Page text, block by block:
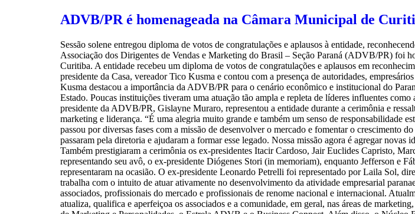
ADVB/PR é homenageada na Câmara Municipal de
Sessão solene entregou diploma de votos de congratulações e aplausos à entidade,
Associação dos Dirigentes de Vendas e Marketing do Brasil – Seção Paraná (ADVB/PR) foi
Curitiba. A entidade recebeu um diploma de votos de congratulações e aplausos em
presidente da Casa, vereador Tico Kusma e contou com a presença de autoridades,
Kusma destacou a importância da ADVB/PR para o cenário econômico e institucional do
Estado. Poucas instituições tiveram uma atuação tão ampla e repleta de líderes influentes
presidente da ADVB/PR, Gislayne Muraro, representou a entidade durante a cerimônia e
marketing e liderança. “É uma alegria muito grande e também um senso de responsabilidade
passou por diversas fases com a missão de desenvolver o mercado e fomentar o crescimento
passaram pela diretoria e ajudaram a formar esse legado. Nossa missão agora é agregar novas
Também prestigiaram a cerimônia os ex-presidentes Itacir Cardoso, Jair Euclides Capristo,
representando seu avô, o ex-presidente Diógenes Stori (in memoriam), enquanto Jefferson e
representaram na ocasião. O ex-presidente Leonardo Petrelli foi representado por Laila Sol,
trabalha com o intuito de atuar ativamente no desenvolvimento da atividade empresarial
associados, profissionais do mercado e profissionais de renome nacional e internacional.
atualiza, qualifica e aperfeiçoa os associados e a comunidade, em geral, nas áreas de